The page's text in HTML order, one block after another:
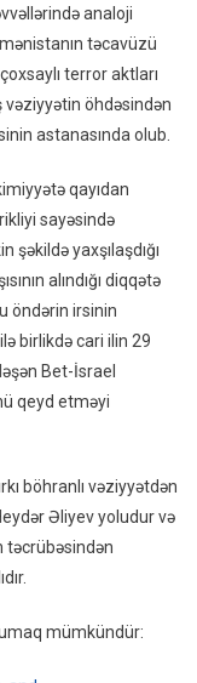
analoji
təcavüzü
terror aktları
vəziyyətin öhdəsindən
astanasında olub.
qayıdan
sayəsində
şəkildə yaxşılaşdığı
alındığı diqqətə
öndərin irsinin
birlikdə cari ilin 29
Bet-İsrael
qeyd etməyi
böhranlı vəziyyətdən
Əliyev yoludur və
təcrübəsindən
mümkündür: